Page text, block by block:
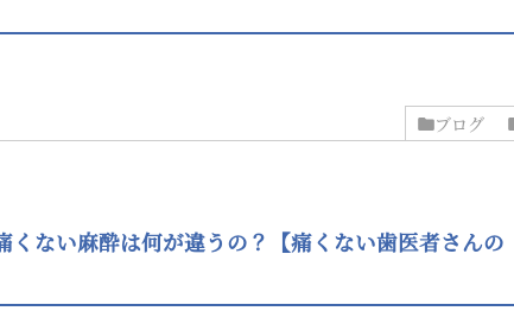
ブログ
くない麻酔は何が違うの？【痛くない歯医者さんの